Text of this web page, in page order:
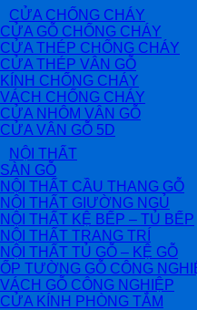
CỬA CHỐNG CHÁY
CỬA GỖ CHỐNG CHÁY
CỬA THÉP CHỐNG CHÁY
CỬA THÉP VÂN GỖ
KÍNH CHỐNG CHÁY
VÁCH CHỐNG CHÁY
CỬA NHÔM VÂN GỖ
CỬA VÂN GỖ 5D
NỘI THẤT
SÀN GỖ
NỘI THẤT CẦU THANG GỖ
NỘI THẤT GIƯỜNG NGỦ
NỘI THẤT KỆ BẾP – TỦ BẾP
NỘI THẤT TRANG TRÍ
NỘI THẤT TỦ GỖ – KỆ GỖ
ỐP TƯỜNG GỖ CÔNG
VÁCH GỖ CÔNG NGHIỆP
CỬA KÍNH PHÒNG TẮM